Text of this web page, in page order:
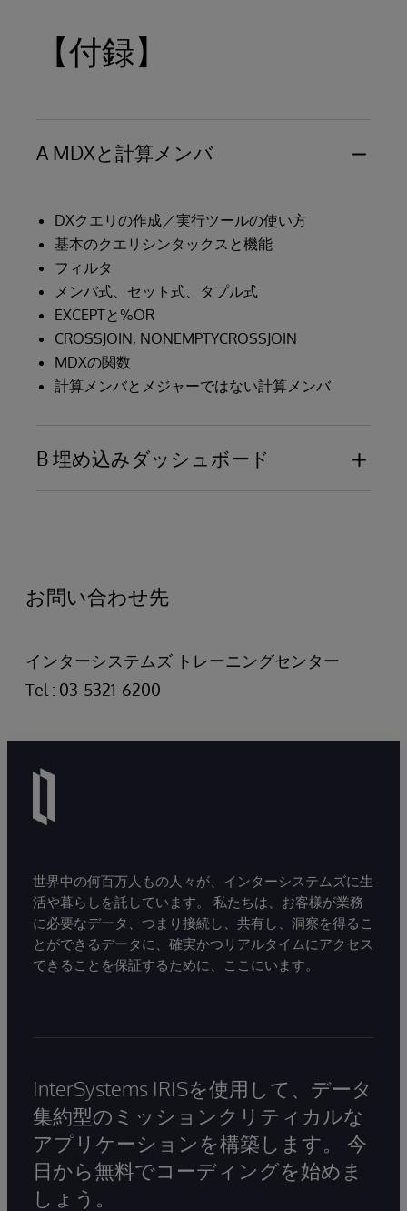
【付録】
A MDXと計算メンバ
DXクエリの作成／実行ツールの使い方
基本のクエリシンタックスと機能
フィルタ
メンバ式、セット式、タプル式
EXCEPTと%OR
CROSSJOIN, NONEMPTYCROSSJOIN
MDXの関数
計算メンバとメジャーではない計算メンバ
B 埋め込みダッシュボード
お問い合わせ先
インターシステムズ トレーニングセンター
Tel : 03-5321-6200
世界中の何百万人もの人々が、インターシステムズに生
活や暮らしを託しています。 私たちは、お客様が業務
に必要なデータ、つまり接続し、共有し、洞察を得るこ
とができるデータに、確実かつリアルタイムにアクセス
できることを保証するために、ここにいます。
InterSystems IRISを使用して、データ
集約型のミッションクリティカルな
アプリケーションを構築します。 今
日から無料でコーディングを始めま
しょう。